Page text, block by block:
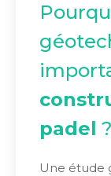
padel ?
Une étude